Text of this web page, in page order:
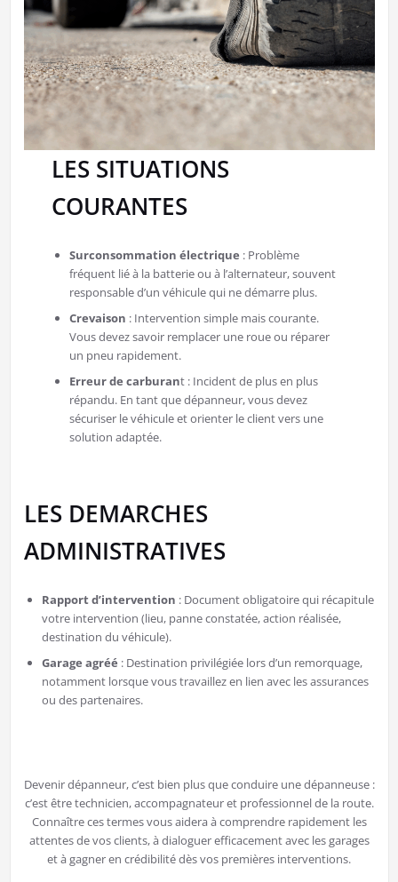
LES SITUATIONS
COURANTES
Surconsommation électrique : Problème
fréquent lié à la batterie ou à l’alternateur, souvent
responsable d’un véhicule qui ne démarre plus.
Crevaison : Intervention simple mais courante.
Vous devez savoir remplacer une roue ou réparer
un pneu rapidement.
Erreur de carburant : Incident de plus en plus
répandu. En tant que dépanneur, vous devez
sécuriser le véhicule et orienter le client vers une
solution adaptée.
LES DEMARCHES
ADMINISTRATIVES
Rapport d’intervention : Document obligatoire qui récapitule
votre intervention (lieu, panne constatée, action réalisée,
destination du véhicule).
Garage agréé : Destination privilégiée lors d’un remorquage,
notamment lorsque vous travaillez en lien avec les assurances
ou des partenaires.
Devenir dépanneur, c’est bien plus que conduire une dépanneuse :
c’est être technicien, accompagnateur et professionnel de la route.
Connaître ces termes vous aidera à comprendre rapidement les
attentes de vos clients, à dialoguer efficacement avec les garages
et à gagner en crédibilité dès vos premières interventions.